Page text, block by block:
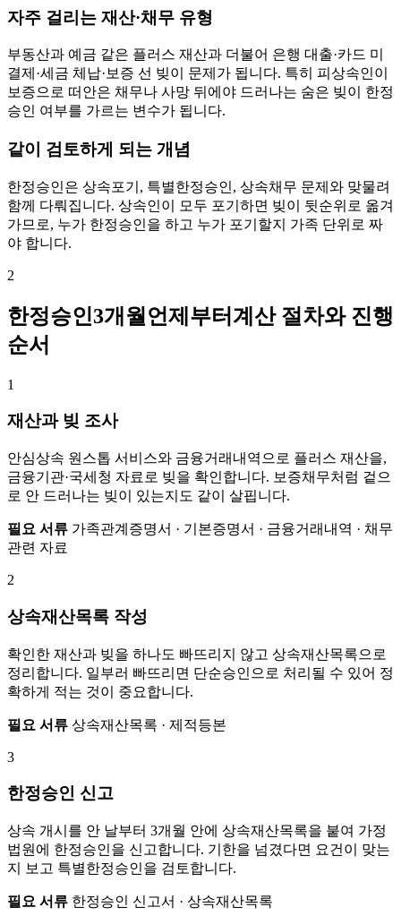
자주 걸리는 재산·채무 유형
부동산과 예금 같은 플러스 재산과 더불어 은행 대출·카드 미
결제·세금 체납·보증 선 빚이 문제가 됩니다. 특히 피상속인이
보증으로 떠안은 채무나 사망 뒤에야 드러나는 숨은 빚이 한정
승인 여부를 가르는 변수가 됩니다.
같이 검토하게 되는 개념
한정승인은 상속포기, 특별한정승인, 상속채무 문제와 맞물려
함께 다뤄집니다. 상속인이 모두 포기하면 빚이 뒷순위로 옮겨
가므로, 누가 한정승인을 하고 누가 포기할지 가족 단위로 짜
야 합니다.
2
한정승인3개월언제부터계산 절차와 진행
순서
1
재산과 빚 조사
안심상속 원스톱 서비스와 금융거래내역으로 플러스 재산을,
금융기관·국세청 자료로 빚을 확인합니다. 보증채무처럼 겉으
로 안 드러나는 빚이 있는지도 같이 살핍니다.
필요 서류 가족관계증명서 · 기본증명서 · 금융거래내역 · 채무
관련 자료
2
상속재산목록 작성
확인한 재산과 빚을 하나도 빠뜨리지 않고 상속재산목록으로
정리합니다. 일부러 빠뜨리면 단순승인으로 처리될 수 있어 정
확하게 적는 것이 중요합니다.
필요 서류 상속재산목록 · 제적등본
3
한정승인 신고
상속 개시를 안 날부터 3개월 안에 상속재산목록을 붙여 가정
법원에 한정승인을 신고합니다. 기한을 넘겼다면 요건이 맞는
지 보고 특별한정승인을 검토합니다.
필요 서류 한정승인 신고서 · 상속재산목록